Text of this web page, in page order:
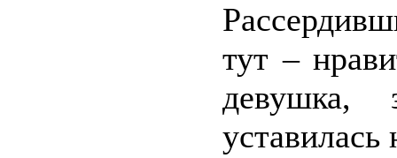
тут –
девушка,